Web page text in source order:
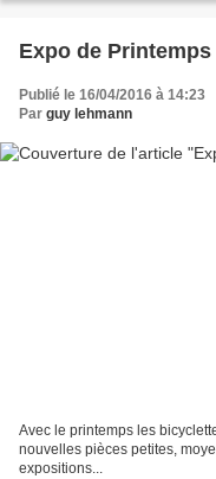
Expo de
Publié le 16/04/2016 à 14:23
Par guy lehmann
Avec le printemps les
nouvelles pièces petites,
expositions...